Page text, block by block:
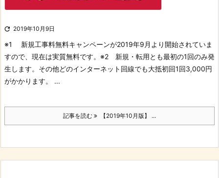
 2019年10月9日
※1 新規工事料無料キャンペーンが2019年9月より開始されていま
すので、現在は実質無料です。 ※2 新規・転用とも最初の1回のみ発
生します。その他どのインターネット回線でも大抵初回1回3,000円
がかかります。 ...
記事を読む 【2019年10月版】 ...